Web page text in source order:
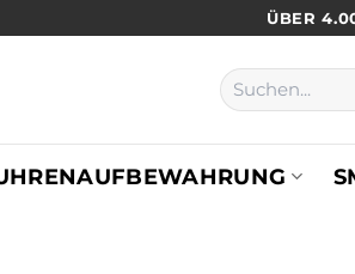
ÜBER
Suchen
nach: